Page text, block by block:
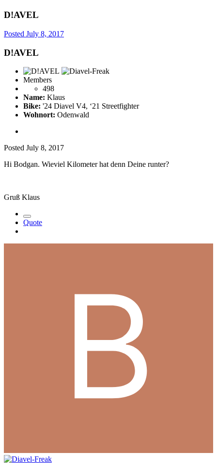
D!AVEL
Posted July 8, 2017
D!AVEL
Members
498
Name: Klaus
Bike: '24 Diavel V4, ‘21 Streetfighter
Wohnort: Odenwald
Posted July 8, 2017
Hi Bodgan. Wieviel Kilometer hat denn Deine runter?
Gruß Klaus
Quote